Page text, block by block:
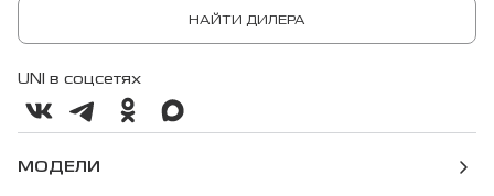
НАЙТИ ДИЛЕРА
UNI в соцсетях
МОДЕЛИ